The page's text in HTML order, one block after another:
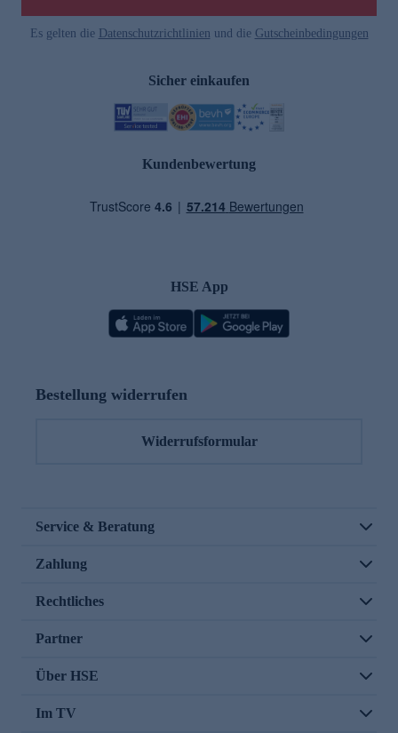
Es gelten die Datenschutzrichtlinien und die Gutscheinbedingungen
Sicher einkaufen
Kundenbewertung
HSE App
Bestellung widerrufen
Widerrufsformular
Service & Beratung
Zahlung
Rechtliches
Partner
Über HSE
Im TV